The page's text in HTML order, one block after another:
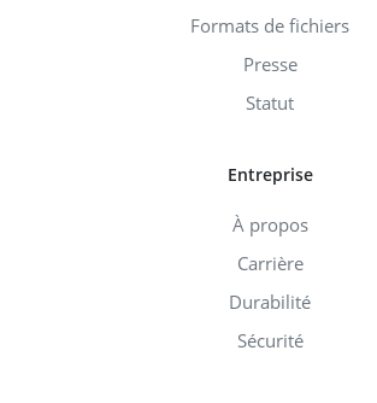
Formats de fichiers
Presse
Statut
Entreprise
À propos
Carrière
Durabilité
Sécurité